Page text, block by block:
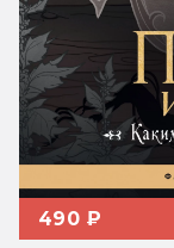
490 ₽